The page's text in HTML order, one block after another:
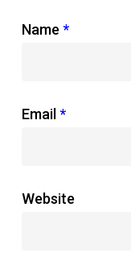
Name *
Email*
Website